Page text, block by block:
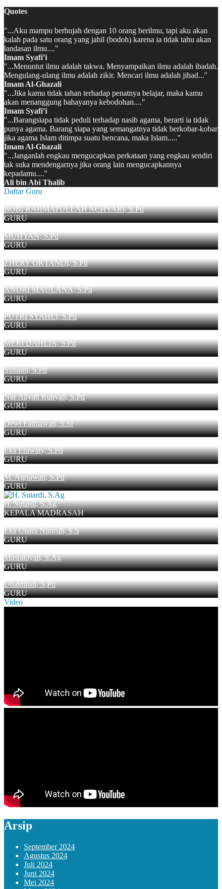
Quotes
"...Aku mampu berhujah dengan 10 orang berilmu, tapi aku akan
kalah pada satu orang yang jahil (bodoh) karena ia tidak tahu akan
landasan ilmu...."
Imam Syafi’i
"...Menuntut ilmu adalah takwa. Menyampaikan ilmu adalah ibadah.
Mengulang-ulang ilmu adalah zikir. Mencari ilmu adalah jihad..."
Imam Al-Ghazali
"...Jika kamu tidak tahan terhadap penatnya belajar, maka kamu
akan menanggung bahayanya kebodohan...."
Imam Syafi’i
"...Barangsiapa tidak peduli terhadap nasib agama, berarti ia tidak
punya agama. Barang siapa yang semangatnya tidak berkobar-kobar
jika agama Islam ditimpa suatu bencana, maka Islam....."
Imam Al-Ghazali
"...Janganlah engkau mengucapkan perkataan yang engkau sendiri
tak suka mendengarnya jika orang lain mengucapkannya
kepadamu...."
Ali bin Abi Thalib
Daftar Guru
BOBI RAHMATULLAH ACHYARI, S.Pd
GURU
MUHYAN, S.Pd
GURU
ZHERY OKTANDI, S.Pd
GURU
ANDRI MAULANA, S.Pd
GURU
PUTRI SYAHLI, S.Pd
GURU
MERI DAHLIA, S.Pd
GURU
Yulianti, S.Pd
GURU
Nur Aliyah Ruhyati, S.Pd
GURU
Dewi Fatmawati, S.Si
GURU
Eka Erawaty, S.Pd
GURU
M. Agriawan, S.Pd
GURU
H. Sutardi, S.Ag
KEPALA MADRASAH
Eka Utami Ningsih, S.S
GURU
Masrakiyah, S.Ag
GURU
Ubaidillah, S,Pd
GURU
Video
Arsip
September 2024
Agustus 2024
Juli 2024
Juni 2024
Mei 2024